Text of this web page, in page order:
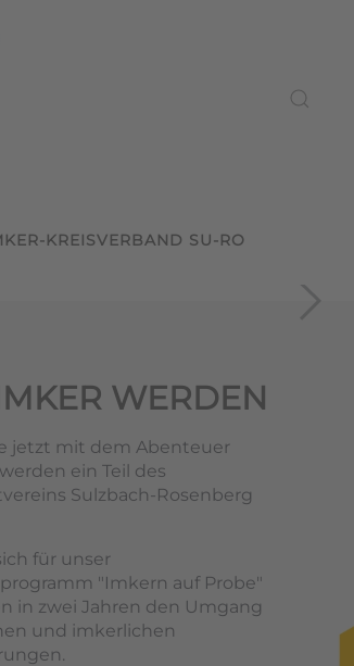
KREISVERBAND SU-RO
WERDEN
jetzt mit dem Abenteuer
ein Teil des
Sulzbach-Rosenberg
für unser
"Imkern auf Probe"
in zwei Jahren den Umgang
und imkerlichen